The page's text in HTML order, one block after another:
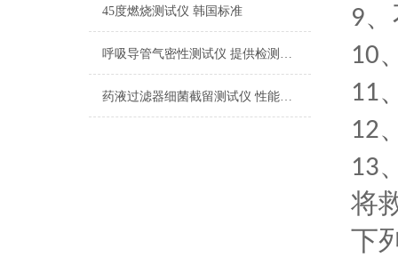
45度燃烧测试仪 韩国标准
呼吸导管气密性测试仪 提供检测方案
药液过滤器细菌截留测试仪 性能稳定
9、
10
11
12
13
将
下